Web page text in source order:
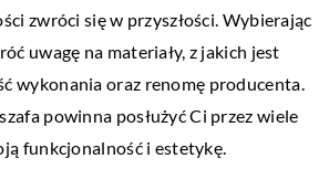
zwróci się w przyszłości. Wybierając
uwagę na materiały, z jakich jest
wykonania oraz renomę producenta.
powinna posłużyć Ci przez wiele
funkcjonalność i estetykę.